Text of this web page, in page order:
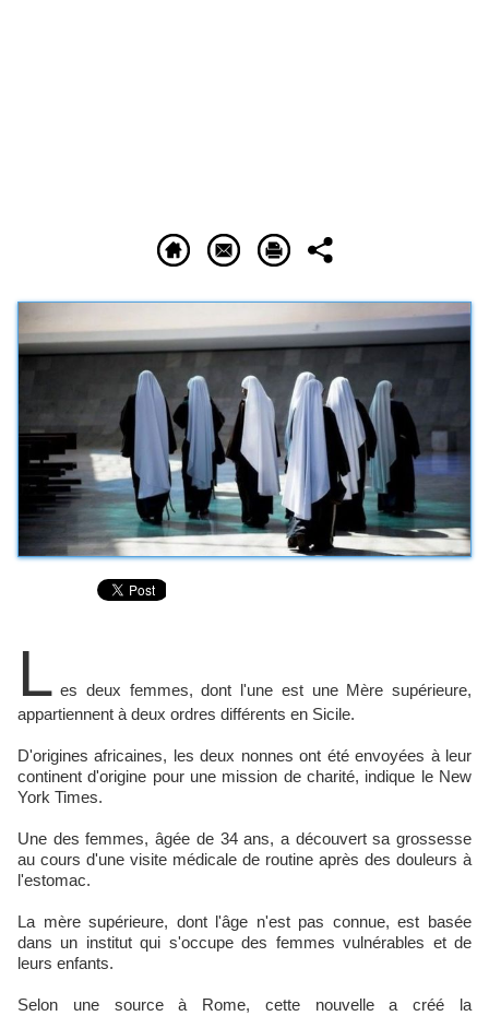
L es deux femmes, dont l'une est une Mère supérieure,
appartiennent à deux ordres différents en Sicile.
D'origines africaines, les deux nonnes ont été envoyées à leur
continent d'origine pour une mission de charité, indique le New
York Times.
Une des femmes, âgée de 34 ans, a découvert sa grossesse
au cours d'une visite médicale de routine après des douleurs à
l'estomac.
La mère supérieure, dont l'âge n'est pas connue, est basée
dans un institut qui s'occupe des femmes vulnérables et de
leurs enfants.
Selon une source à Rome, cette nouvelle a créé la